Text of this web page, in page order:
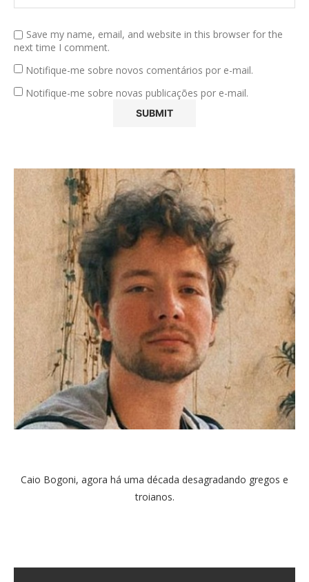
Save my name, email, and website in this browser for the
next time I comment.
Notifique-me sobre novos comentários por e-mail.
Notifique-me sobre novas publicações por e-mail.
Caio Bogoni, agora há uma década desagradando gregos e
troianos.